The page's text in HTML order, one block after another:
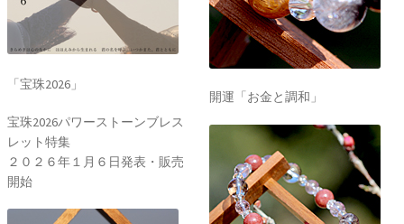
「宝珠2026」
宝珠2026パワーストーンブレス
レット特集
２０２６年１月６日発表・販売
開始
開運「お金と調和」